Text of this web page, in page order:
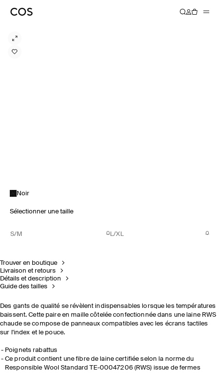
Noir
Sélectionner une taille
S/M L/XL
Trouver en boutique
Livraison et retours
Détails et description
Guide des tailles
Des gants de qualité se révèlent indispensables lorsque les températures
baissent. Cette paire en maille côtelée confectionnée dans une laine RWS
chaude se compose de panneaux compatibles avec les écrans tactiles
sur l'index et le pouce.
Poignets rabattus
Ce produit contient une fibre de laine certifiée selon la norme du
Responsible Wool Standard TE-00047206 (RWS) issue de fermes